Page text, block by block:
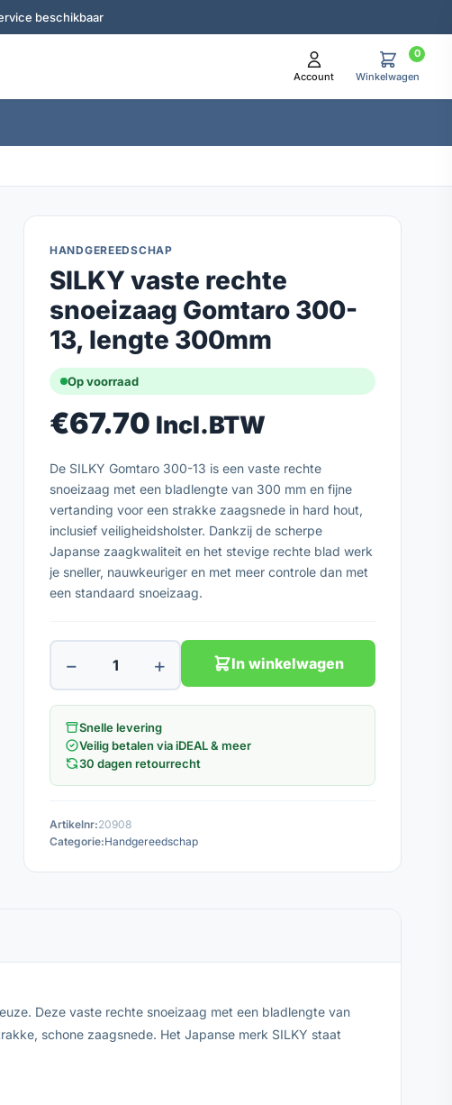
beschikbaar
Account
0
Winkelwagen
HANDGEREEDSCHAP
SILKY vaste rechte
snoeizaag Gomtaro 300-
13, lengte 300mm
Op voorraad
€67.70 Incl.BTW
De SILKY Gomtaro 300-13 is een vaste rechte
snoeizaag met een bladlengte van 300 mm en fijne
vertanding voor een strakke zaagsnede in hard hout,
inclusief veiligheidsholster. Dankzij de scherpe
Japanse zaagkwaliteit en het stevige rechte blad werk
je sneller, nauwkeuriger en met meer controle dan met
een standaard snoeizaag.
− + In winkelwagen
Snelle levering
Veilig betalen via iDEAL & meer
30 dagen retourrecht
Artikelnr:20908
Categorie:Handgereedschap
Deze vaste rechte snoeizaag met een bladlengte van
schone zaagsnede. Het Japanse merk SILKY staat